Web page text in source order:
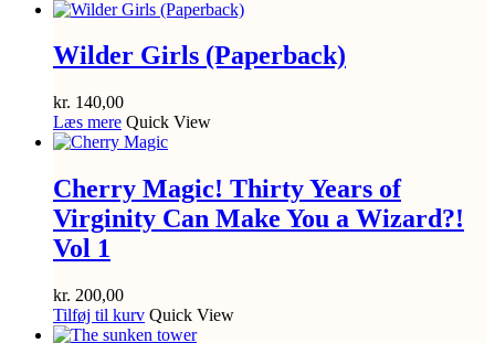
Wilder Girls (Paperback)
kr. 140,00
Læs mere Quick View
Cherry Magic! Thirty Years of
Virginity Can Make You a Wizard?!
Vol 1
kr. 200,00
Tilføj til kurv Quick View